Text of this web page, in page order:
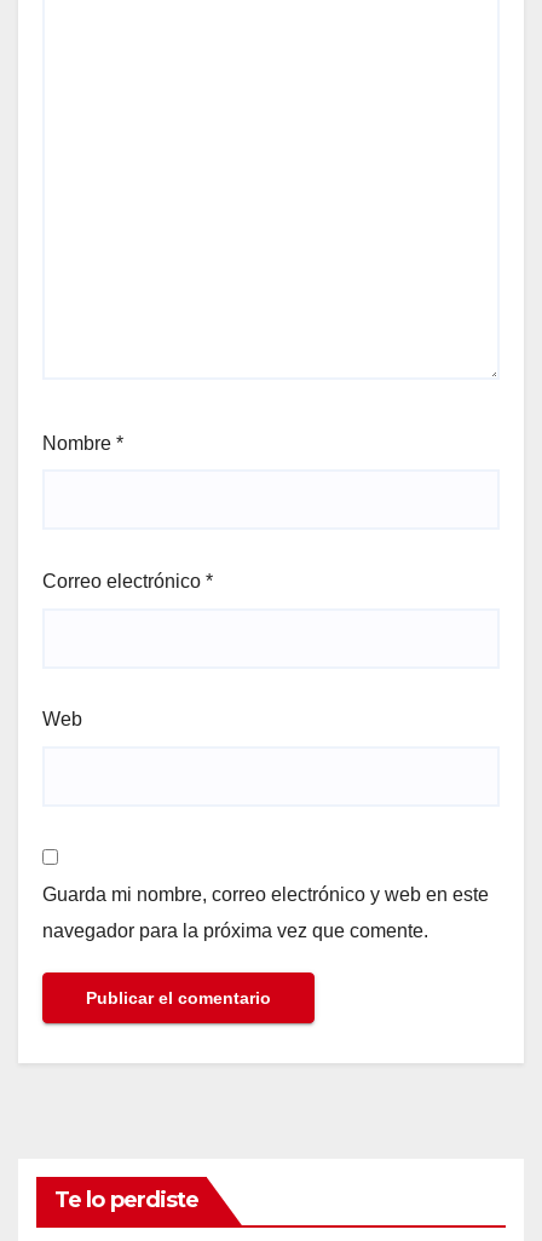
Nombre *
Correo electrónico *
Web
Guarda mi nombre, correo electrónico y web en este
navegador para la próxima vez que comente.
Te lo perdiste